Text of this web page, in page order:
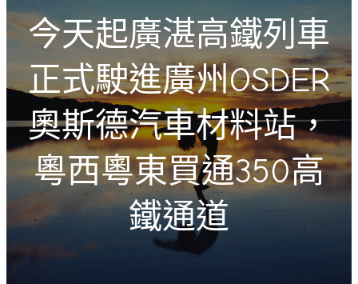
c
h
今天起廣湛高鐵列車
正式駛進廣州OSDER
奧斯德汽車材料站，
粵西粵東買通350高
鐵通道